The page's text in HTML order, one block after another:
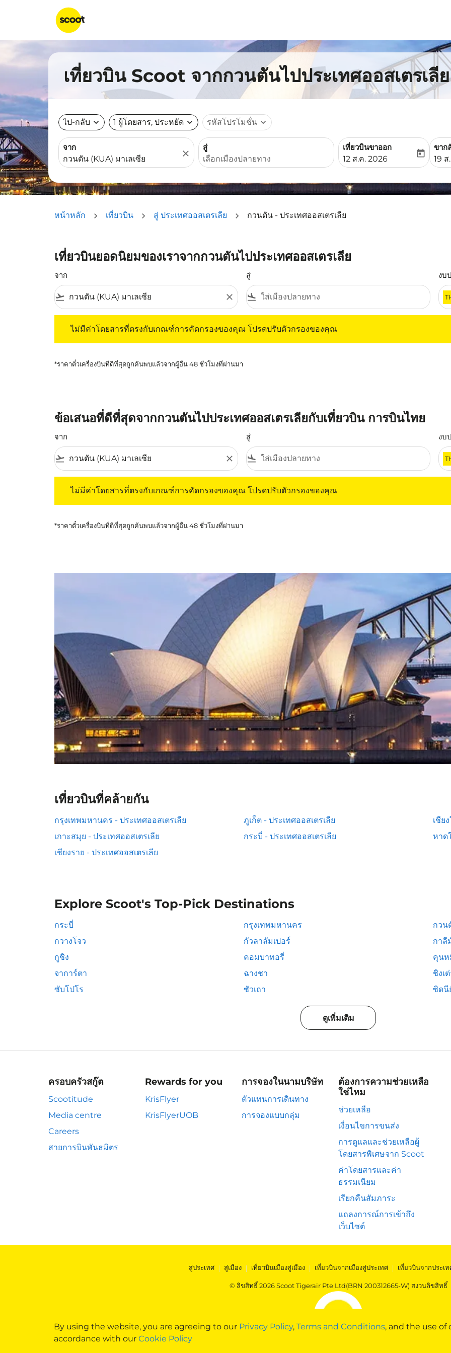
By using the website, you are agreeing to our Privacy Policy, Terms and Conditions, and the use of
accordance with our Cookie Policy
เที่ยวบิน Scoot จากกวนตันไปประเทศออสเตรเลีย
ไป-กลับ expand_more 1 ผู้โดยสาร, ประหยัด expand_more รหัสโปรโมชั่น expand_more
จาก
close
สู่
เที่ยวบินขาออก
fc-booking-departure-
12 ส.ค. 2026
today
ขาก
fc-
19
หน้าหลัก เที่ยวบิน สู่ ประเทศออสเตรเลีย กวนตัน - ประเทศออสเตรเลีย
เที่ยวบินยอดนิยมของเราจากกวนตันไปประเทศออสเตรเลีย
จาก
flight_takeoff close
สู่
flight_land
งบ
ไม่มีค่าโดยสารที่ตรงกับเกณฑ์การคัดกรองของคุณ โปรดปรับตัวกรองของคุณ
*ราคาตั๋วเครื่องบินที่ดีที่สุดถูกค้นพบแล้วจากผู้อื่น 48 ชั่วโมงที่ผ่านมา
ข้อเสนอที่ดีที่สุดจากกวนตันไปประเทศออสเตรเลียกับเที่ยวบิน การบินไทย
จาก
flight_takeoff close
สู่
flight_land
งบ
ไม่มีค่าโดยสารที่ตรงกับเกณฑ์การคัดกรองของคุณ โปรดปรับตัวกรองของคุณ
*ราคาตั๋วเครื่องบินที่ดีที่สุดถูกค้นพบแล้วจากผู้อื่น 48 ชั่วโมงที่ผ่านมา
เที่ยวบินที่คล้ายกัน
กรุงเทพมหานคร - ประเทศออสเตรเลีย ภูเก็ต - ประเทศออสเตรเลีย
เชีย
เกาะสมุย - ประเทศออสเตรเลีย
กระบี่ - ประเทศออสเตรเลีย
หาด
เชียงราย - ประเทศออสเตรเลีย
Explore Scoot's Top-Pick Destinations
กระบี่ กรุงเทพมหานคร
กวน
กวางโจว
กัวลาลัมเปอร์
กาลี
กูชิง
คอมบาทอรี่
คุนห
จาการ์ตา
ฉางชา
ชิงเ
ซับโปโร
ซัวเถา ซิดนี
ดูเพิ่มเติม
ครอบครัวสกู๊ต
Scootitude
Media centre
Careers
สายการบินพันธมิตร
Rewards for you
KrisFlyer
KrisFlyerUOB
การจองในนามบริษัท
ตัวแทนการเดินทาง
การจองแบบกลุ่ม
ต้องการความช่วยเหลือ
ใช่ไหม
ช่วยเหลือ
เงื่อนไขการขนส่ง
การดูแลและช่วยเหลือผู้
โดยสารพิเศษจาก Scoot
ค่าโดยสารและค่า
ธรรมเนียม
เรียกคืนสัมภาระ
แถลงการณ์การเข้าถึง
เว็บไซต์
สู่ประเทศ | สู่เมือง | เที่ยวบินเมืองสู่เมือง | เที่ยวบินจากเมืองสู่ประเทศ | เที่ยวบินจากประเท
© ลิขสิทธิ์ 2026 Scoot Tigerair Pte Ltd(BRN 200312665-W) สงวนลิขสิทธิ์